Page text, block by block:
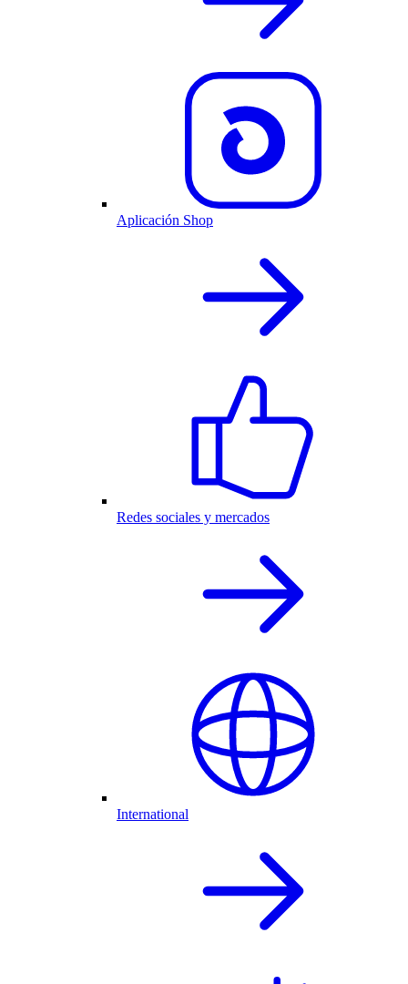
Aplicación Shop
Redes sociales y mercados
International